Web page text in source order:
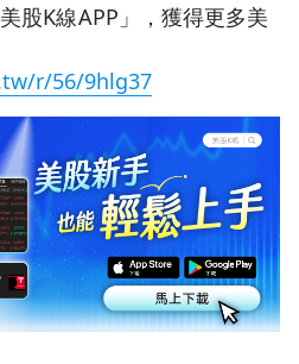
股K線APP」，獲得更多美
r/56/9hlg37